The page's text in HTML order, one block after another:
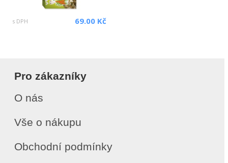
s DPH 69.00 Kč
Pro zákazníky
O nás
Vše o nákupu
Obchodní podmínky